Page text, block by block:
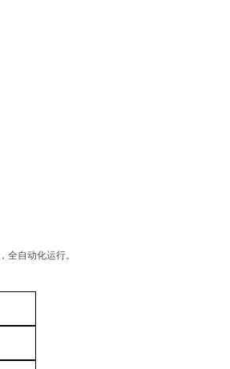
全自动化运行。